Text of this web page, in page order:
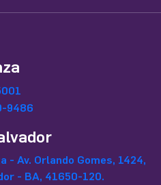
9486
- Av. Orlando Gomes, 1424,
- BA, 41650-120.